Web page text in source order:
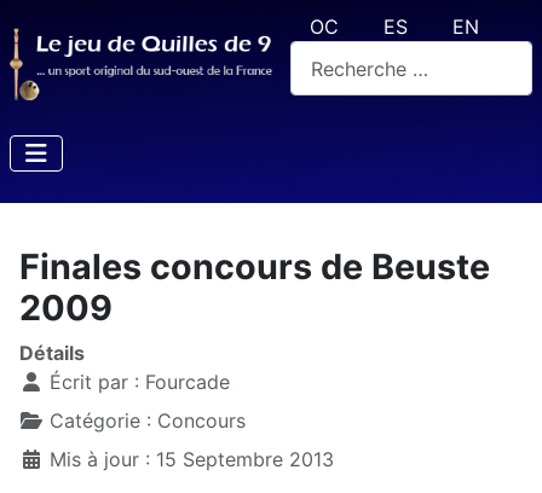
Sélectionnez votre langue
OC ES
EN
Finales concours de Beuste
2009
Détails
Écrit par : Fourcade
Catégorie : Concours
Mis à jour : 15 Septembre 2013